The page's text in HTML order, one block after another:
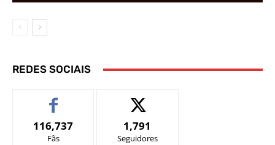
REDES SOCIAIS
116,737
Fãs
1,791
Seguidores